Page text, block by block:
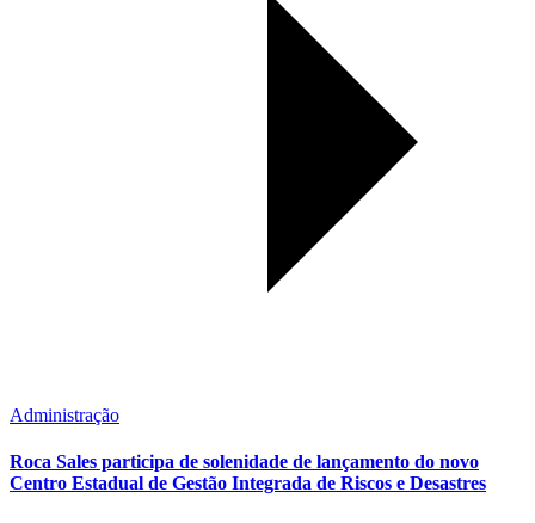
Administração
Roca Sales participa de solenidade de lançamento do novo
Centro Estadual de Gestão Integrada de Riscos e Desastres